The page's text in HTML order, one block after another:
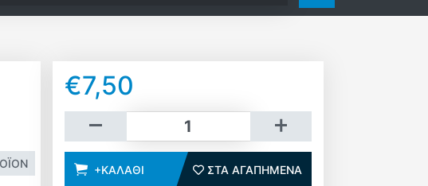
€7,50
+Καλάθι
+ΚΑΛΆΘΙ
ΣΤΑ ΑΓΑΠΗΜΈΝΑ
ΣΤΑ ΑΓΑΠΗΜΈΝΑ